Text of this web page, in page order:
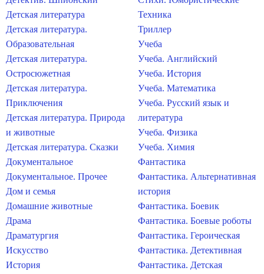
Детская литература
Детская литература.
Образовательная
Детская литература.
Остросюжетная
Детская литература.
Приключения
Детская литература. Природа
и животные
Детская литература. Сказки
Документальное
Документальное. Прочее
Дом и семья
Домашние животные
Драма
Драматургия
Искусство
История
Техника
Триллер
Учеба
Учеба. Английский
Учеба. История
Учеба. Математика
Учеба. Русский язык и
литература
Учеба. Физика
Учеба. Химия
Фантастика
Фантастика. Альтернативная
история
Фантастика. Боевик
Фантастика. Боевые роботы
Фантастика. Героическая
Фантастика. Детективная
Фантастика. Детская